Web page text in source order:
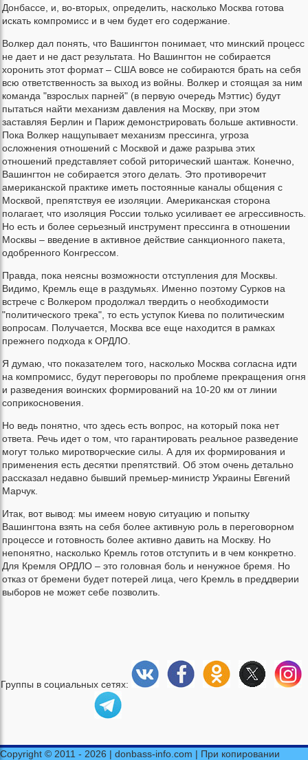
Донбассе, и, во-вторых, определить, насколько Москва готова
искать компромисс и в чем будет его содержание.
Волкер дал понять, что Вашингтон понимает, что минский процесс
не дает и не даст результата. Но Вашингтон не собирается
хоронить этот формат – США вовсе не собираются брать на себя
всю ответственность за выход из войны. Волкер и стоящая за ним
команда "взрослых парней" (в первую очередь Мэттис) будут
пытаться найти механизм давления на Москву, при этом
заставляя Берлин и Париж демонстрировать больше активности.
Пока Волкер нащупывает механизм прессинга, угроза
осложнения отношений с Москвой и даже разрыва этих
отношений представляет собой риторический шантаж. Конечно,
Вашингтон не собирается этого делать. Это противоречит
американской практике иметь постоянные каналы общения с
Москвой, препятствуя ее изоляции. Американская сторона
полагает, что изоляция России только усиливает ее агрессивность.
Но есть и более серьезный инструмент прессинга в отношении
Москвы – введение в активное действие санкционного пакета,
одобренного Конгрессом.
Правда, пока неясны возможности отступления для Москвы.
Видимо, Кремль еще в раздумьях. Именно поэтому Сурков на
встрече с Волкером продолжал твердить о необходимости
"политического трека", то есть уступок Киева по политическим
вопросам. Получается, Москва все еще находится в рамках
прежнего подхода к ОРДЛО.
Я думаю, что показателем того, насколько Москва согласна идти
на компромисс, будут переговоры по проблеме прекращения огня
и разведения воинских формирований на 10-20 км от линии
соприкосновения.
Но ведь понятно, что здесь есть вопрос, на который пока нет
ответа. Речь идет о том, что гарантировать реальное разведение
могут только миротворческие силы. А для их формирования и
применения есть десятки препятствий. Об этом очень детально
рассказал недавно бывший премьер-министр Украины Евгений
Марчук.
Итак, вот вывод: мы имеем новую ситуацию и попытку
Вашингтона взять на себя более активную роль в переговорном
процессе и готовность более активно давить на Москву. Но
непонятно, насколько Кремль готов отступить и в чем конкретно.
Для Кремля ОРДЛО – это головная боль и ненужное бремя. Но
отказ от бремени будет потерей лица, чего Кремль в преддверии
выборов не может себе позволить.
Группы в социальных сетях:
Copyright © 2011 - 2026 | donbass-info.com | При копировании